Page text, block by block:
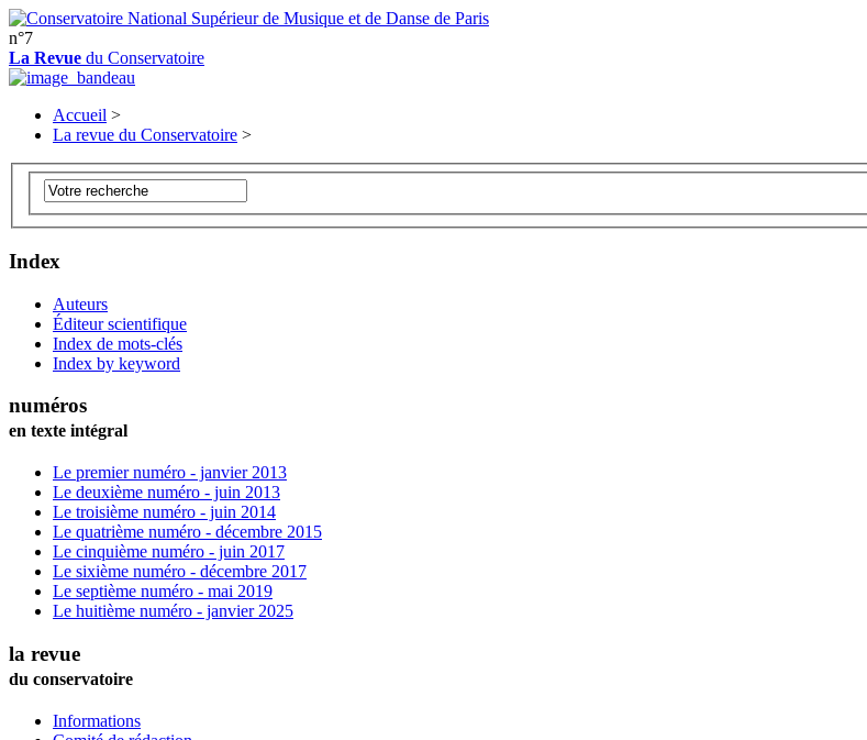
n°7
La Revue du Conservatoire
Accueil >
La revue du Conservatoire >
Index
Auteurs
Éditeur scientifique
Index de mots-clés
Index by keyword
numéros
en texte intégral
Le premier numéro - janvier 2013
Le deuxième numéro - juin 2013
Le troisième numéro - juin 2014
Le quatrième numéro - décembre 2015
Le cinquième numéro - juin 2017
Le sixième numéro - décembre 2017
Le septième numéro - mai 2019
Le huitième numéro - janvier 2025
la revue
du conservatoire
Informations